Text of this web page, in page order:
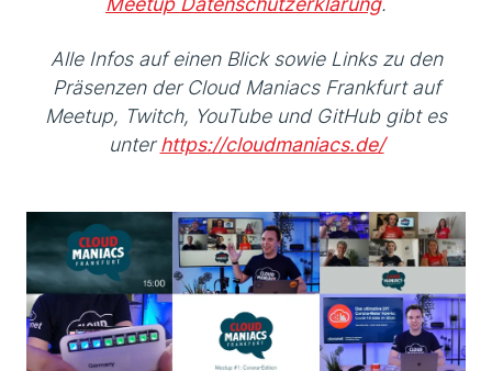
Alle Infos auf einen Blick sowie Links zu den
Präsenzen der Cloud Maniacs Frankfurt auf
Meetup, Twitch, YouTube und GitHub gibt es
unterhttps://cloudmaniacs.de/